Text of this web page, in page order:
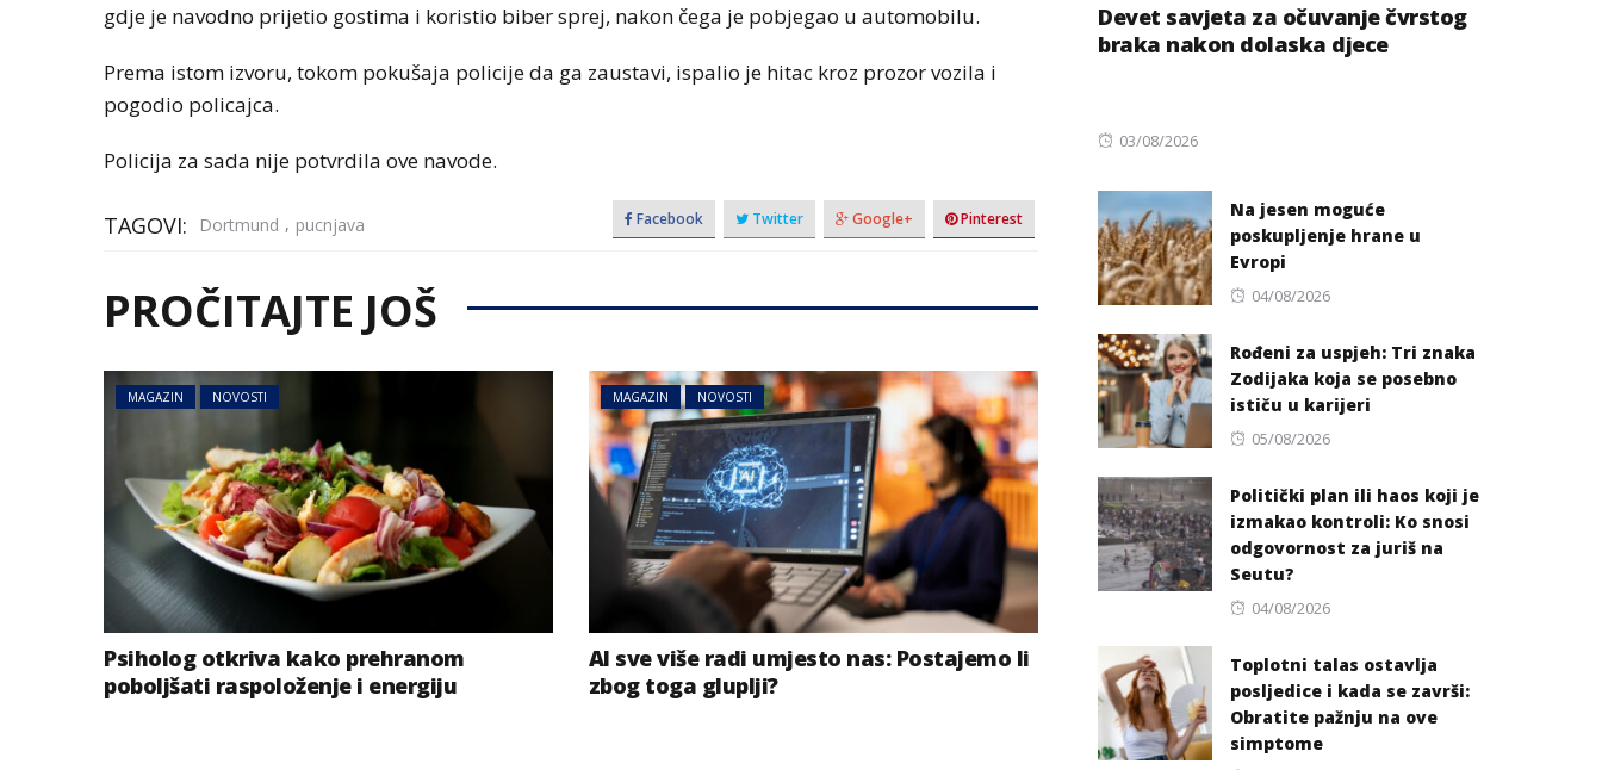
gdje je navodno prijetio gostima i koristio biber sprej, nakon čega je pobjegao u automobilu.
Prema istom izvoru, tokom pokušaja policije da ga zaustavi, ispalio je hitac kroz prozor vozila i
pogodio policajca.
Policija za sada nije potvrdila ove navode.
TAGOVI: Dortmund , pucnjava Facebook Twitter Google+ Pinterest
PROČITAJTE JOŠ
MAGAZIN NOVOSTI
Psiholog otkriva kako prehranom
poboljšati raspoloženje i energiju
MAGAZIN NOVOSTI
AI sve više radi umjesto nas: Postajemo li
zbog toga gluplji?
Devet savjeta za očuvanje čvrstog
braka nakon dolaska djece
Posted
03/08/2026
Na jesen moguće
poskupljenje hrane u
Evropi
Posted
04/08/2026
Rođeni za uspjeh: Tri znaka
Zodijaka koja se posebno
ističu u karijeri
Posted
05/08/2026
Politički plan ili haos koji je
izmakao kontroli: Ko snosi
odgovornost za juriš na
Seutu?
Posted
04/08/2026
Toplotni talas ostavlja
posljedice i kada se završi:
Obratite pažnju na ove
simptome